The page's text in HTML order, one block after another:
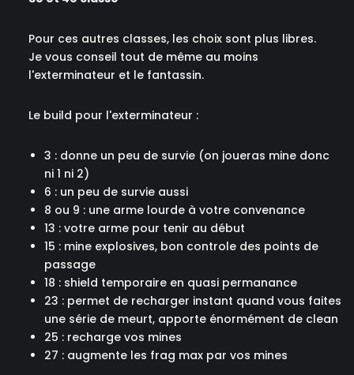
Pour ces autres classes, les choix sont plus libres.
Je vous conseil tout de même au moins
l'exterminateur et le fantassin.
Le build pour l'exterminateur :
3 : donne un peu de survie (on joueras mine donc
ni 1 ni 2)
6 : un peu de survie aussi
8 ou 9 : une arme lourde à votre convenance
13 : votre arme pour tenir au début
15 : mine explosives, bon controle des points de
passage
18 : shield temporaire en quasi permanance
23 : permet de recharger instant quand vous faites
une série de meurt, apporte énormément de clean
25 : recharge vos mines
27 : augmente les frag max par vos mines